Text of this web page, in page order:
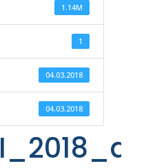
1.14M
1
04.03.2018
04.03.2018